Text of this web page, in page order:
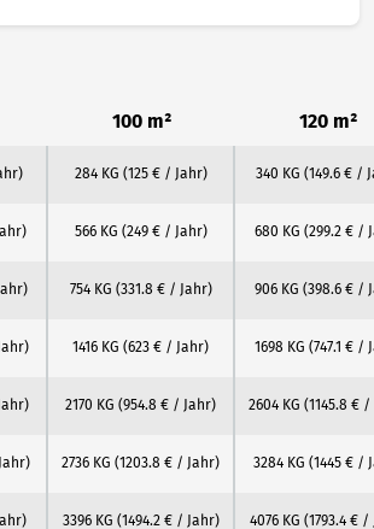
100 m² 120 m²
284 KG (125 € / Jahr) 340 KG (149.6 € /
566 KG (249 € / Jahr) 680 KG (299.2 € /
754 KG (331.8 € / Jahr) 906 KG (398.6 € /
1416 KG (623 € / Jahr) 1698 KG (747.1 € /
2170 KG (954.8 € / Jahr) 2604 KG (1145.8 € /
2736 KG (1203.8 € / Jahr) 3284 KG (1445 € /
3396 KG (1494.2 € / Jahr) 4076 KG (1793.4 € /